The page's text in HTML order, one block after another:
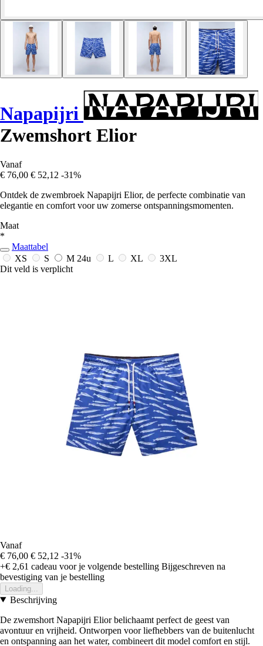
Napapijri
Zwemshort Elior
Vanaf
€ 76,00 € 52,12 -31%
Ontdek de zwembroek Napapijri Elior, de perfecte combinatie van
elegantie en comfort voor uw zomerse ontspanningsmomenten.
Maat
*
Maattabel
XS
S M 24u L XL
3XL
Dit veld is verplicht
Vanaf
€ 76,00 € 52,12 -31%
+€ 2,61 cadeau voor je volgende bestelling Bijgeschreven na
bevestiging van je bestelling
Loading...
Beschrijving
De zwemshort Napapijri Elior belichaamt perfect de geest van
avontuur en vrijheid. Ontworpen voor liefhebbers van de buitenlucht
en ontspanning aan het water, combineert dit model comfort en stijl.